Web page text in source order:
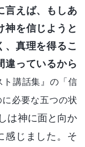
言えば、もしあ
神を信じようと
、真理を得るこ
違っているから
ト講話集』の「信
必要な五つの状
は神に面と向か
感じました。そ